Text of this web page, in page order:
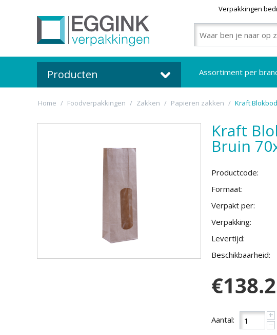
Verpakkingen
Producten Assortiment per
Home / Foodverpakkingen / Zakken / Papieren zakken / Kraft
Kraft
Bruin
Productcode:
Formaat:
Verpakt per:
Verpakking:
Levertijd:
Beschikbaarheid:
€
Aantal:
+
−